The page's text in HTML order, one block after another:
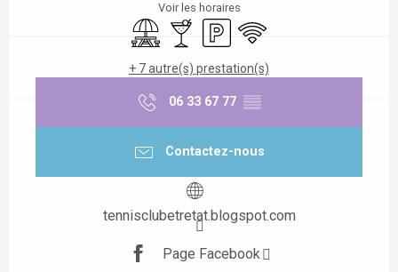
Voir les horaires
Aire de pique nique
Bar / Buvette
ParkingWiFi
+ 7 autre(s) prestation(s)
06 33 67 77 ▒▒
Contactez-nous
tennisclubetretat.blogspot.com
Page Facebook